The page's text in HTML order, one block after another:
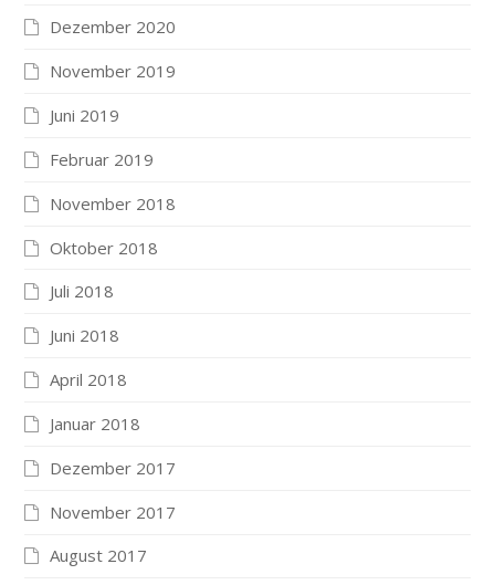
Dezember 2020
November 2019
Juni 2019
Februar 2019
November 2018
Oktober 2018
Juli 2018
Juni 2018
April 2018
Januar 2018
Dezember 2017
November 2017
August 2017